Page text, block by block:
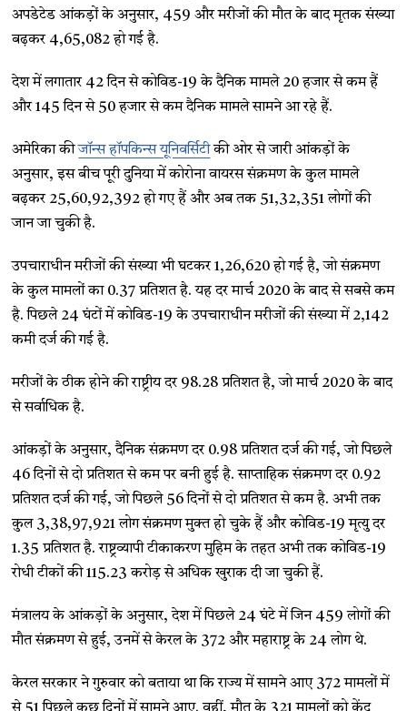
अपडेटेड आंकड़ों के अनुसार, 459 और मरीजों की मौत के बाद मृतक संख्या
बढ़कर 4,65,082 हो गई है.
देश में लगातार 42 दिन से कोविड-19 के दैनिक मामले 20 हजार से कम हैं
और 145 दिन से 50 हजार से कम दैनिक मामले सामने आ रहे हैं.
अमेरिका कीजॉन्स हॉपकिन्स यूनिवर्सिटीकी ओर से जारी आंकड़ों के
अनुसार, इस बीच पूरी दुनिया में कोरोना वायरस संक्रमण के कुल मामले
बढ़कर 25,60,92,392 हो गए हैं और अब तक 51,32,351 लोगों की
जान जा चुकी है.
उपचाराधीन मरीजों की संख्या भी घटकर 1,26,620 हो गई है, जो संक्रमण
के कुल मामलों का 0.37 प्रतिशत है. यह दर मार्च 2020 के बाद से सबसे कम
है. पिछले 24 घंटों में कोविड-19 के उपचाराधीन मरीजों की संख्या में 2,142
कमी दर्ज की गई है.
मरीजों के ठीक होने की राष्ट्रीय दर 98.28 प्रतिशत है, जो मार्च 2020 के बाद
से सर्वाधिक है.
आंकड़ों के अनुसार, दैनिक संक्रमण दर 0.98 प्रतिशत दर्ज की गई, जो पिछले
46 दिनों से दो प्रतिशत से कम पर बनी हुई है. साप्ताहिक संक्रमण दर 0.92
प्रतिशत दर्ज की गई, जो पिछले 56 दिनों से दो प्रतिशत से कम है. अभी तक
कुल 3,38,97,921 लोग संक्रमण मुक्त हो चुके हैं और कोविड-19 मृत्यु दर
1.35 प्रतिशत है. राष्ट्रव्यापी टीकाकरण मुहिम के तहत अभी तक कोविड-19
रोधी टीकों की 115.23 करोड़ से अधिक खुराक दी जा चुकी हैं.
मंत्रालय के आंकड़ों के अनुसार, देश में पिछले 24 घंटे में जिन 459 लोगों की
मौत संक्रमण से हुई, उनमें से केरल के 372 और महाराष्ट्र के 24 लोग थे.
केरल सरकार ने गुरुवार को बताया था कि राज्य में सामने आए 372 मामलों में